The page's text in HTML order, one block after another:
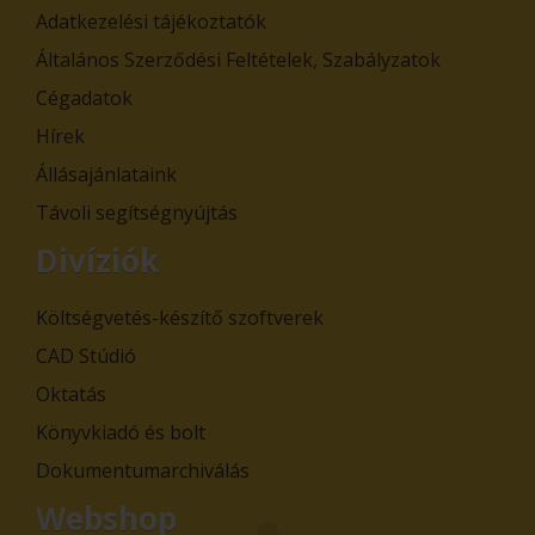
Adatkezelési tájékoztatók
Általános Szerződési Feltételek, Szabályzatok
Cégadatok
Hírek
Állásajánlataink
Távoli segítségnyújtás
Divíziók
Költségvetés-készítő szoftverek
CAD Stúdió
Oktatás
Könyvkiadó és bolt
Dokumentumarchiválás
Webshop